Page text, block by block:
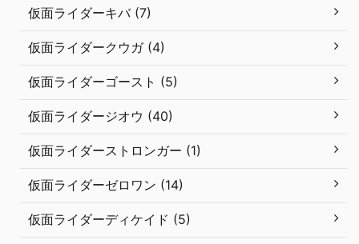
仮面ライダーキバ (7)
仮面ライダークウガ (4)
仮面ライダーゴースト (5)
仮面ライダージオウ (40)
仮面ライダーストロンガー (1)
仮面ライダーゼロワン (14)
仮面ライダーディケイド (5)